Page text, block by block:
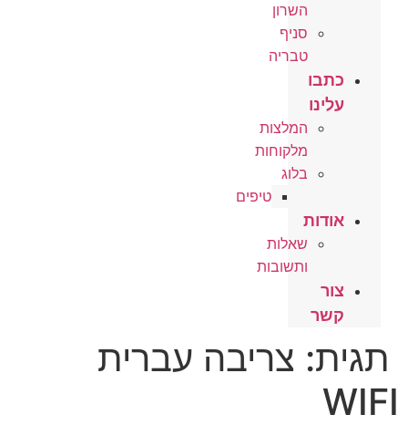
השרון
סניף
טבריה
כתבו
עלינו
המלצות
מלקוחות
בלוג
טיפים
אודות
שאלות
ותשובות
צור
קשר
תגית: צריבה עברית
WIFI